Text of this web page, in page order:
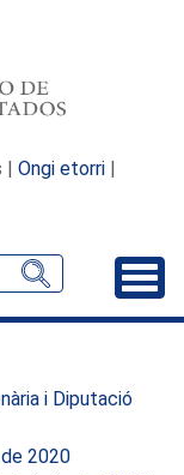
| Ongi etorri |
i Diputació
2020